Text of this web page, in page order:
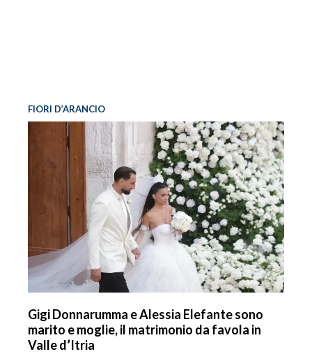
FIORI D’ARANCIO
Gigi Donnarumma e Alessia Elefante sono
marito e moglie, il matrimonio da favola in
Valle d’Itria